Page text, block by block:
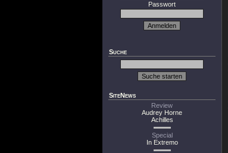
Passwort
Suche
SiteNews
Review
Audrey Horne
Achilles
Special
In Extremo